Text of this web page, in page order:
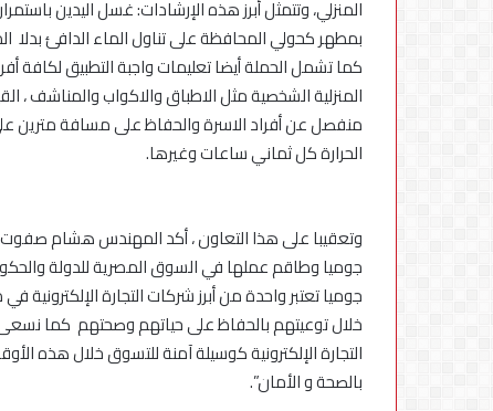
بمطهر كحولي المحافظة على تناول الماء الدافئ بدلا
كما تشمل الحملة أيضا تعليمات واجبة التطبيق لكافة
المنزلية الشخصية مثل الاطباق والاكواب والمناشف ،
منفصل عن أفراد الاسرة والحفاظ على مسافة مترين
الحرارة كل ثماني ساعات وغيرها.
وتعقيبا على هذا التعاون ، أكد المهندس هشام
جوميا وطاقم عملها في السوق المصرية للدولة
جوميا تعتبر واحدة من أبرز شركات التجارة
خلال توعيتهم بالحفاظ على حياتهم وصحتهم كما
التجارة الإلكترونية كوسيلة آمنة للتسوق خلال هذه
بالصحة و الأمان”.